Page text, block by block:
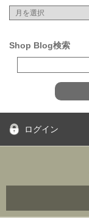
Shop Blog検索
ログイン